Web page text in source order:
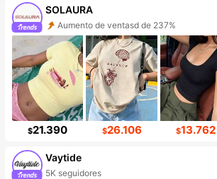
SOLAURA
Aumento de ventasd de 237%
$21.390 $26.106 $13.762
Vaytide
5K seguidores